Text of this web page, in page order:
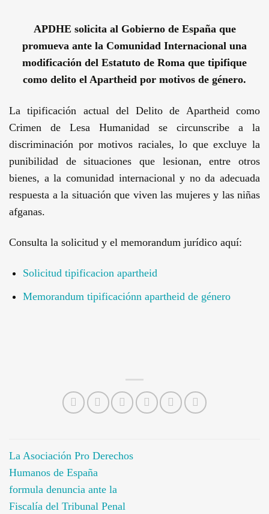
APDHE solicita al Gobierno de España que
promueva ante la Comunidad Internacional una
modificación del Estatuto de Roma que tipifique
como delito el Apartheid por motivos de género.
La tipificación actual del Delito de Apartheid como
Crimen de Lesa Humanidad se circunscribe a la
discriminación por motivos raciales, lo que excluye la
punibilidad de situaciones que lesionan, entre otros
bienes, a la comunidad internacional y no da adecuada
respuesta a la situación que viven las mujeres y las niñas
afganas.
Consulta la solicitud y el memorandum jurídico aquí:
Solicitud tipificacion apartheid
Memorandum tipificaciónn apartheid de género
La Asociación Pro Derechos
Humanos de España
formula denuncia ante la
Fiscalía del Tribunal Penal